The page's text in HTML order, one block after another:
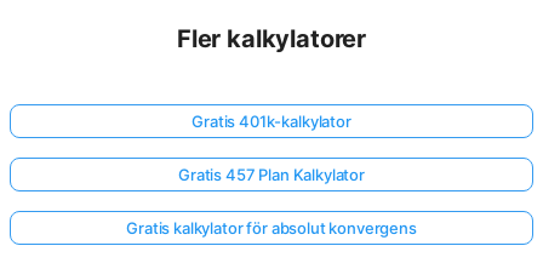
Fler kalkylatorer
Gratis 401k-kalkylator
Gratis 457 Plan Kalkylator
Gratis kalkylator för absolut konvergens